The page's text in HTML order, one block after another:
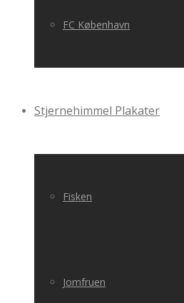
FC København
Stjernehimmel Plakater
Fisken
Jomfruen